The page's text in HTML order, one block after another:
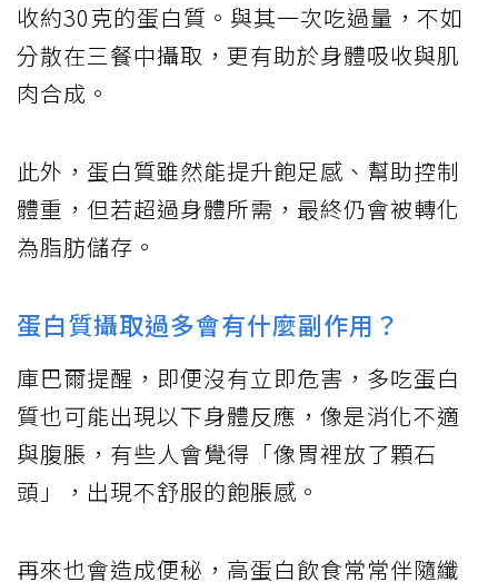
收約30克的蛋白質。與其一次吃過量，不如
分散在三餐中攝取，更有助於身體吸收與肌
肉合成。
此外，蛋白質雖然能提升飽足感、幫助控制
體重，但若超過身體所需，最終仍會被轉化
為脂肪儲存。
蛋白質攝取過多會有什麼副作用？
庫巴爾提醒，即便沒有立即危害，多吃蛋白
質也可能出現以下身體反應，像是消化不適
與腹脹，有些人會覺得「像胃裡放了顆石
頭」，出現不舒服的飽脹感。
再來也會造成便秘，高蛋白飲食常常伴隨纖